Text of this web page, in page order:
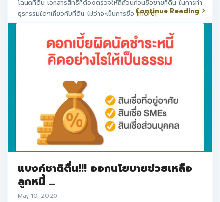
โฉนดที่ดิน เอกสารสิทธิ์ที่ต้องตรวจให้ถี่ถ้วนก่อนซื้อขายที่ดิน ในการทำ
ธุรกรรมใดๆเกี่ยวกับที่ดิน ไม่ว่าจะเป็นการซื้อ[more]
Continue Reading
แบงค์ชาติตื่น!!! ออกนโยบายช่วยเหลือ
ลูกหนี้ ...
May 10, 2020